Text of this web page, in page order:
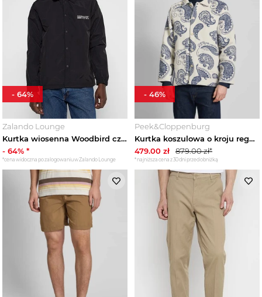
Zalando Lounge
Kurtka wiosenna Woodbird czarny
- 64% *
*cena widoczna po zalogowaniu w Zalando Lounge
- 64%
Peek&Cloppenburg
Kurtka koszulowa o kroju regular fit z kołnierzykiem typu cutaway model ‘JAQUARD’ Woodbird Królewski niebieski
479.00 zł 879.00zł*
*najniższa cena z 30 dni przed obniżką
- 46%